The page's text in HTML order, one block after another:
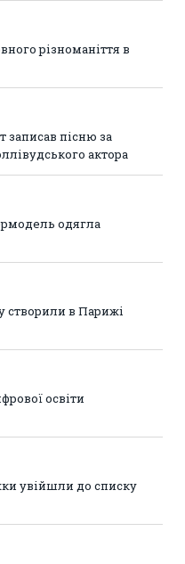
різноманіття в
записав пісню за
актора
одягла
створили в Парижі
освіти
увійшли до списку